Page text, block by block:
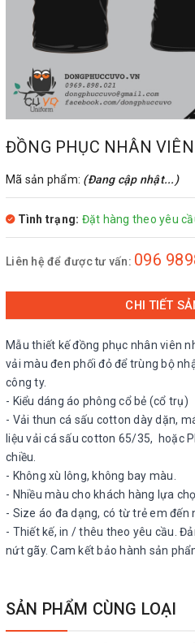
ĐỒNG PHỤC NHÂN
Mã sản phẩm: (Đang cập nhật...)
Tình trạng: Đặt hàng theo yêu
Liên hệ để được tư vấn: 096
CHI TIẾT
Mẫu thiết kế đồng phục nhân viên
vải màu đen phối đỏ để trùng bộ
công ty.
- Kiểu dáng áo phông cổ bẻ (cổ trụ)
- Vải thun cá sấu cotton dày dặn,
liệu vải cá sấu cotton 65/35, hoặc
chiều.
- Không xù lông, không bay màu.
- Nhiều màu cho khách hàng lựa
- Size áo đa dạng, có từ trẻ em đến
- Thiết kế, in / thêu theo yêu cầu.
nứt gãy. Cam kết bảo hành sản
SẢN PHẨM CÙNG LOẠI